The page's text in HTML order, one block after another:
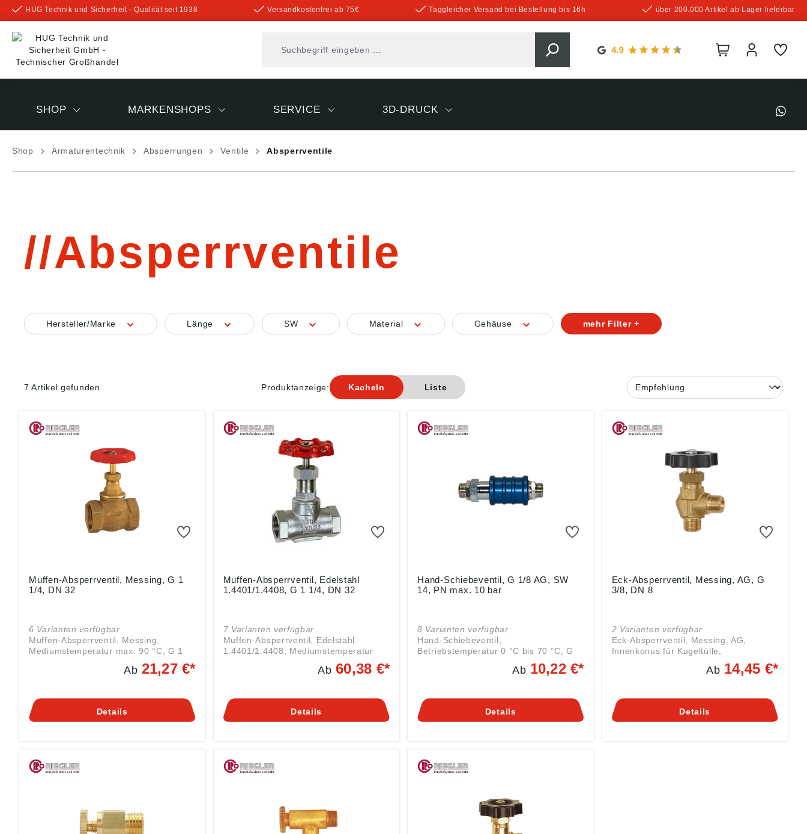
springen
HUG Technik und Sicherheit - Qualität seit 1938 Versandkostenfrei ab 75€ Taggleicher Versand bei Bestellung bis 16h über 200.000 Artikel ab Lager lieferbar
SHOP MARKENSHOPS SERVICE 3D-DRUCK
Shop Armaturentechnik Absperrungen Ventile Absperrventile
Absperrventile
Hersteller/Marke Länge SW Material Gehäuse mehr Filter +
7 Artikel gefunden Produktanzeige: Kacheln Liste
Muffen-Absperrventil, Messing, G 1
1/4, DN 32
6 Varianten verfügbar
Muffen-Absperrventil, Messing,
Mediumstemperatur max. 90 °C, G 1
1/4, DN 32, PN max. 10 bar. Angaben
gemäß Produktsicherheitsverordnung
Deutschland, E-Mail: info@riegler.de
Ab 21,27 €*
Details
Muffen-Absperrventil, Edelstahl
1.4401/1.4408, G 1 1/4, DN 32
7 Varianten verfügbar
Muffen-Absperrventil, Edelstahl
1.4401/1.4408, Mediumstemperatur
max. 120 °C, G 1 1/4, DN 32, PN max.
Schützenstr. 27, 72574 Bad Urach,
Deutschland, E-Mail: info@riegler.de
Ab60,38 €*
Details
Hand-Schiebeventil, G 1/8 AG, SW
14, PN max. 10 bar
8 Varianten verfügbar
Hand-Schiebeventil,
Betriebstemperatur 0 °C bis 70 °C, G
1/8 AG, SW 14, PN max. 10 bar. Zur
Verwendung an Geräten, die beim
schalttechnischen Gründen entlüftet
werden müssen. Beim Absperren
Produktsicherheitsverordnung ((EU)
2023/988): Riegler & Co. KG,
Ab 10,22 €*
Details
Eck-Absperrventil, Messing, AG, G
3/8, DN 8
2 Varianten verfügbar
Eck-Absperrventil, Messing, AG,
Innenkonus für Kugeltülle,
Betriebstemp. -10 °C bis 80 °C, G 3/8,
DN 8, SW 22, PN max. 40 bar.
2023/988): Riegler & Co. KG,
Schützenstr. 27, 72574 Bad Urach,
Ab 14,45 €*
Details